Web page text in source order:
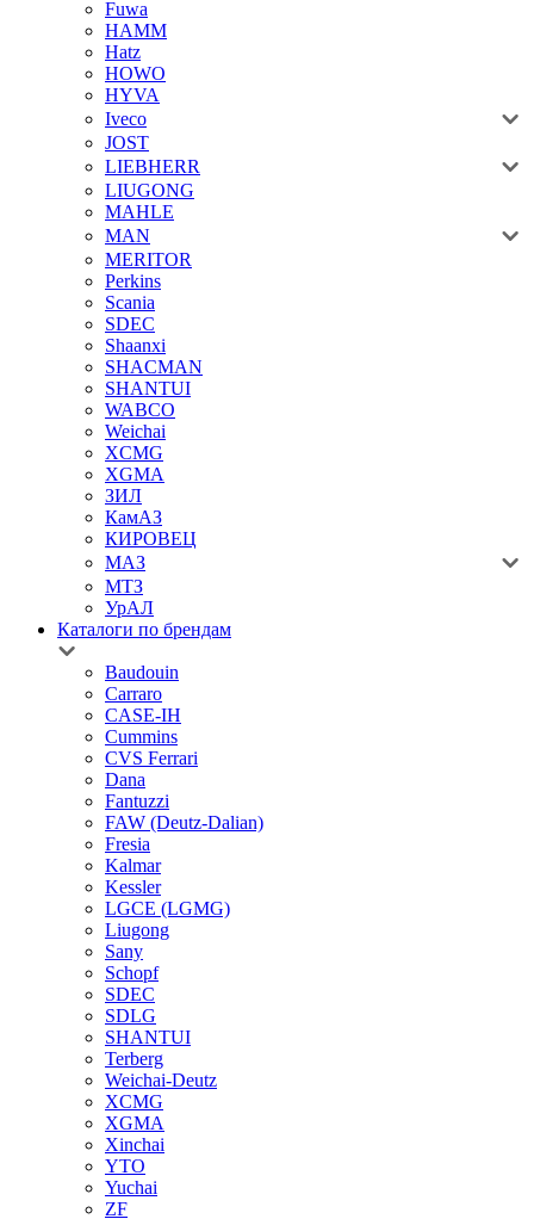
Fuwa
HAMM
Hatz
HOWO
HYVA
Iveco
JOST
LIEBHERR
LIUGONG
MAHLE
MAN
MERITOR
Perkins
Scania
SDEC
Shaanxi
SHACMAN
SHANTUI
WABCO
Weichai
XCMG
XGMA
ЗИЛ
КамАЗ
КИРОВЕЦ
МАЗ
МТЗ
УрАЛ
Каталоги по брендам
Baudouin
Carraro
CASE-IH
Cummins
CVS Ferrari
Dana
Fantuzzi
FAW (Deutz-Dalian)
Fresia
Kalmar
Kessler
LGCE (LGMG)
Liugong
Sany
Schopf
SDEC
SDLG
SHANTUI
Terberg
Weichai-Deutz
XCMG
XGMA
Xinchai
YTO
Yuchai
ZF